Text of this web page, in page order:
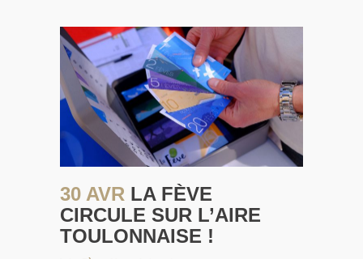
30 AVR LA FÈVE
CIRCULE SUR L’AIRE
TOULONNAISE !